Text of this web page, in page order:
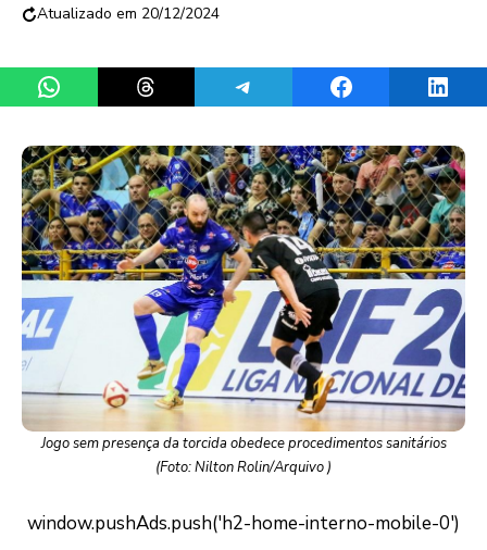
20/12/2024
Share on WhatsAppShare on ThreadsShare on TelegramShare on Facebook
Jogo sem presença da torcida obedece procedimentos sanitários
(Foto: Nilton Rolin/Arquivo )